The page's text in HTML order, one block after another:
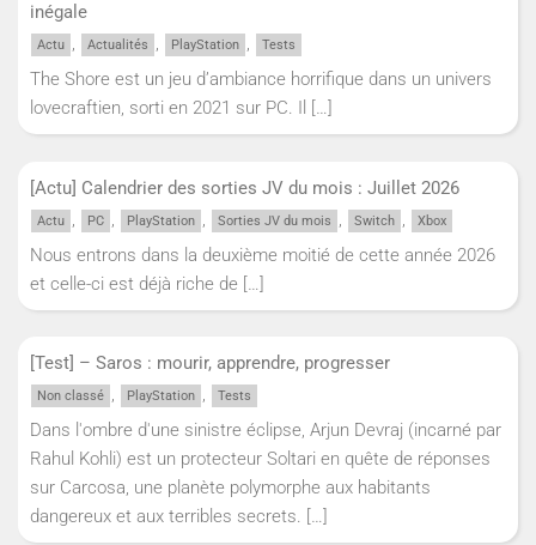
inégale
Actu , Actualités , PlayStation , Tests
The Shore est un jeu d’ambiance horrifique dans un univers
lovecraftien, sorti en 2021 sur PC. Il […]
[Actu] Calendrier des sorties JV du mois : Juillet 2026
Actu , PC , PlayStation , Sorties JV du mois , Switch , Xbox
Nous entrons dans la deuxième moitié de cette année 2026
et celle-ci est déjà riche de […]
[Test] – Saros : mourir, apprendre, progresser
Non classé , PlayStation , Tests
Dans l'ombre d'une sinistre éclipse, Arjun Devraj (incarné par
Rahul Kohli) est un protecteur Soltari en quête de réponses
sur Carcosa, une planète polymorphe aux habitants
dangereux et aux terribles secrets. […]